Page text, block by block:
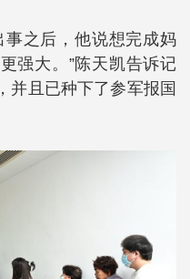
事之后，他说想完成妈
强大。”陈天凯告诉记
并且已种下了参军报国